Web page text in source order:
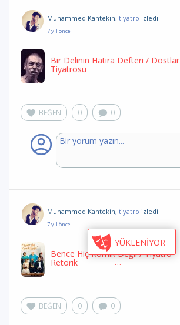
YÜKLENİYOR
Muhammed Kantekin, tiyatro izledi
7 yıl önce
Bir Delinin Hatıra Defteri / Dostlar
Tiyatrosu
BEĞEN 0 0
Muhammed Kantekin, tiyatro izledi
7 yıl önce
Bence Hiç Komik Değil/ Tiyatro
Retorik
BEĞEN 0 0